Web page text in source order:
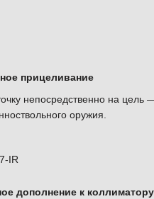
прицеливание
непосредственно на
оружия.
IR
дополнение к коллиматору